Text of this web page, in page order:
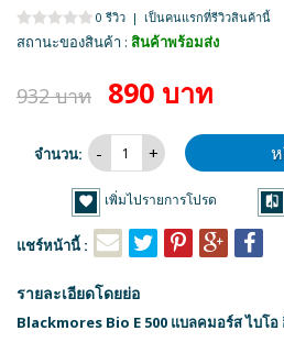
0 รีวิว | เป็นคนแรกที่รีวิวสินค้านี้
สถานะของสินค้า : สินค้าพร้อมส่ง
932 บาท 890 บาท
จำนวน:
เพิ่มไปรายการโปรด
แชร์หน้านี้ :
รายละเอียดโดยย่อ
Blackmores Bio E 500 แบลคมอร์ส ไบโอ